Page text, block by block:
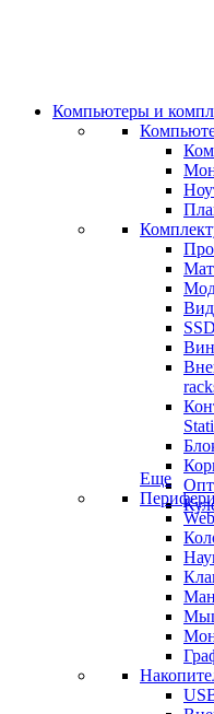
Компьютеры и
Еще